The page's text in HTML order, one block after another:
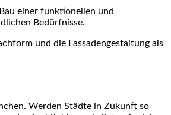
einer funktionellen und
Bedürfnisse.
und die Fassadengestaltung als
Werden Städte in Zukunft so